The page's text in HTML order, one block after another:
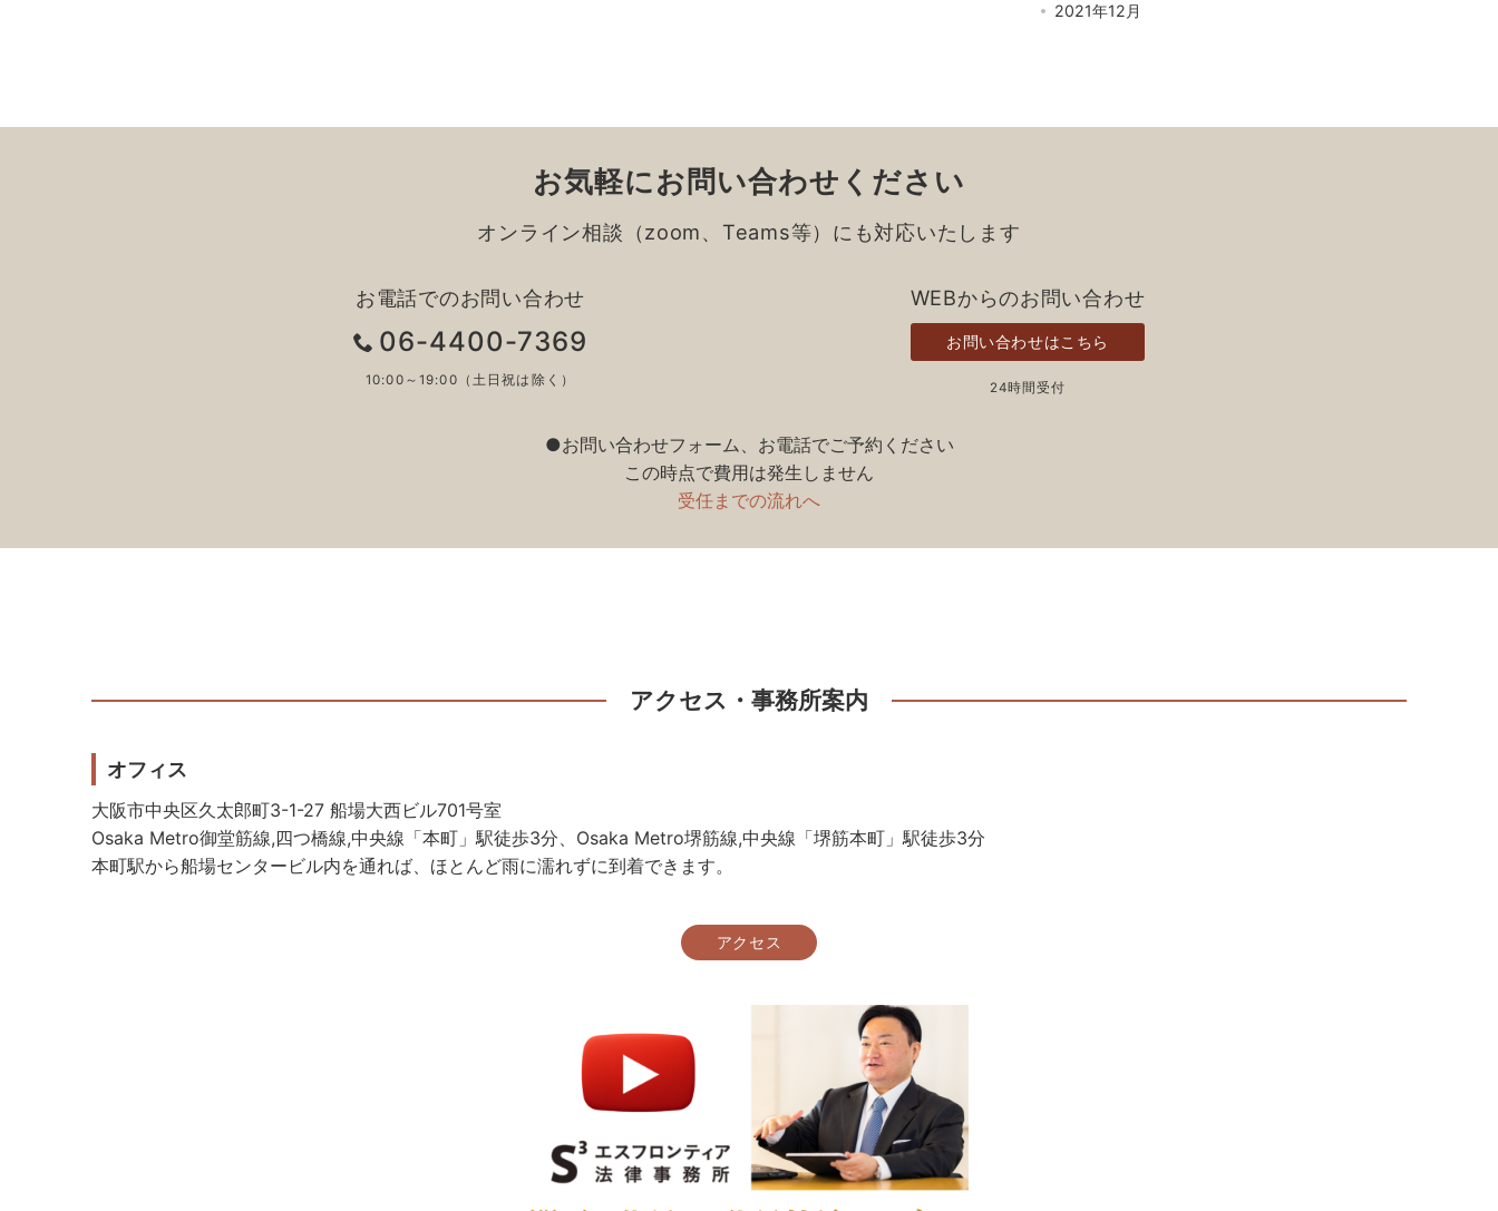
2021年12月
お気軽にお問い合わせください
オンライン相談（zoom、Teams等）にも対応いたします
お電話でのお問い合わせ
06-4400-7369
10:00～19:00（土日祝は除く）
WEBからのお問い合わせ
お問い合わせはこちら
24時間受付
●お問い合わせフォーム、お電話でご予約ください
この時点で費用は発生しません
受任までの流れへ
アクセス・事務所案内
オフィス
大阪市中央区久太郎町3-1-27 船場大西ビル701号室
Osaka Metro御堂筋線,四つ橋線,中央線「本町」駅徒歩3分、Osaka Metro堺筋線,中央線「堺筋本町」駅徒歩3分
本町駅から船場センタービル内を通れば、ほとんど雨に濡れずに到着できます。
アクセス